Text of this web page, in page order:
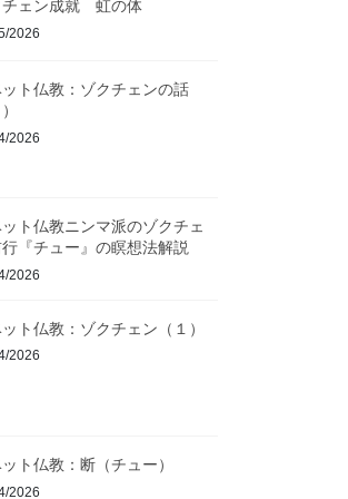
チェン成就 虹の体
2026
ト仏教：ゾクチェンの話
2026
ト仏教ニンマ派のゾクチェ
行『チュー』の瞑想法解説
2026
ト仏教：ゾクチェン（１）
2026
ト仏教：断（チュー）
2026